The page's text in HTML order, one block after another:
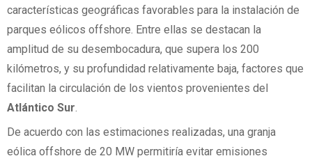
características geográficas favorables para la instalación de
parques eólicos offshore. Entre ellas se destacan la
amplitud de su desembocadura, que supera los 200
kilómetros, y su profundidad relativamente baja, factores que
facilitan la circulación de los vientos provenientes del
Atlántico Sur
De acuerdo con las estimaciones realizadas, una granja
eólica offshore de 20 MW permitiría evitar emisiones